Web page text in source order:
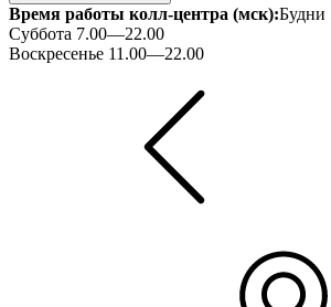
Время работы колл-центра (мск):Будни
Суббота 7.00—22.00
Воскресенье 11.00—22.00